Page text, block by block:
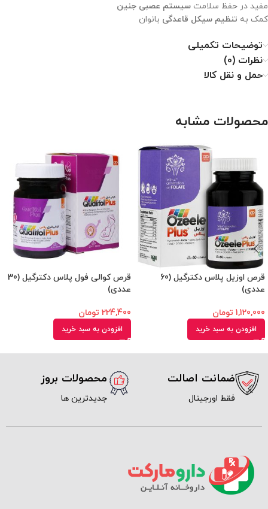
مفید در حفظ سلامت سیستم عصبی جنین
کمک به تنظیم سیکل قاعدگی بانوان
توضیحات تکمیلی
نظرات (0)
حمل و نقل کالا
محصولات مشابه
قرص اوزیل پلاس دکترگیل (60
عددی)
1,120,000 تومان
افزودن به سبد خرید
قرص کوالی فول پلاس دکترگیل (30
عددی)
224,400 تومان
افزودن به سبد خرید
ضمانت اصالت
فقط اورجینال
محصولات بروز
جدیدترین ها